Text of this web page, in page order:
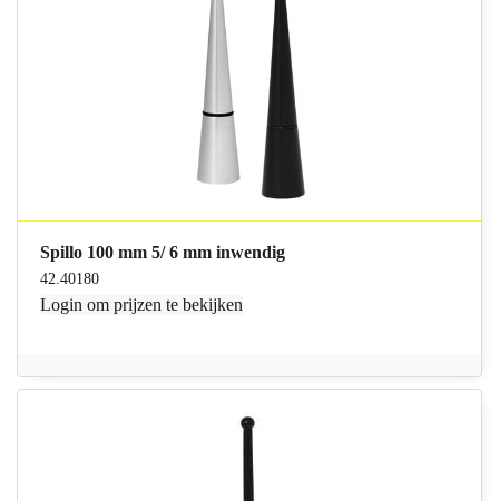
Spillo 100 mm 5/ 6 mm inwendig
42.40180
Login om prijzen te bekijken